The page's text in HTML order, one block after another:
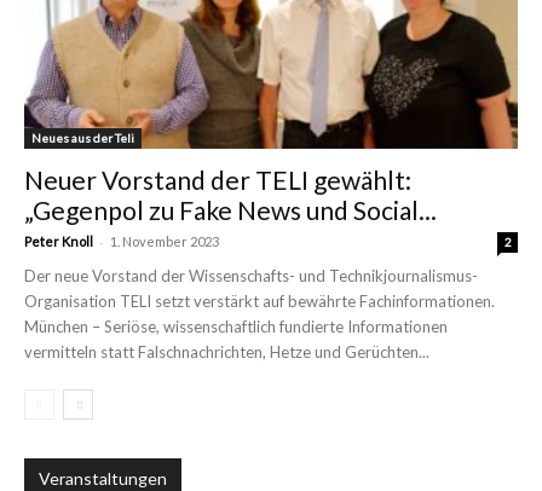
Neues aus der Teli
Neuer Vorstand der TELI gewählt:
„Gegenpol zu Fake News und Social...
Peter Knoll - 1. November 2023 2
Der neue Vorstand der Wissenschafts- und Technikjournalismus-
Organisation TELI setzt verstärkt auf bewährte Fachinformationen.
München – Seriöse, wissenschaftlich fundierte Informationen
vermitteln statt Falschnachrichten, Hetze und Gerüchten...
Veranstaltungen